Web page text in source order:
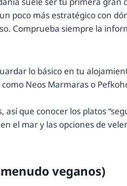
poco más estratégico con
Comprueba siempre la
lo básico en tu
Neos Marmaras o
que conocer los platos
el mar y las opciones de
veganos)